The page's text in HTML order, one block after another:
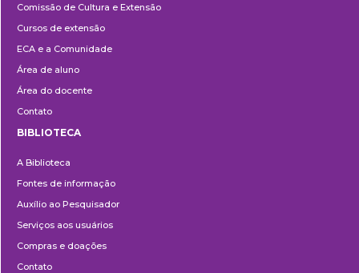
e
Extensão
Comissão de Cultura e Extensão
Cursos de extensão
ECA e a Comunidade
Área de aluno
Área do docente
Contato
BIBLIOTECA
A Biblioteca
Fontes de informação
Auxílio ao Pesquisador
Serviços aos usuários
Compras e doações
Contato